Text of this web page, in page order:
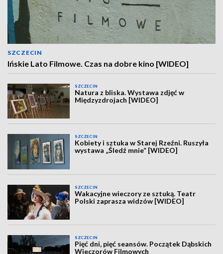
SZCZECIN
Ińskie Lato Filmowe. Czas na dobre kino [WIDEO]
SZCZECIN
Natura z bliska. Wystawa zdjęć w
Międzyzdrojach [WIDEO]
SZCZECIN
Kobiety i sztuka w Starej Rzeźni. Ruszyła
wystawa „Śledź mnie” [WIDEO]
SZCZECIN
Wakacyjne wieczory ze sztuką. Teatr
Polski zaprasza widzów [WIDEO]
SZCZECIN
Pięć dni, pięć seansów. Początek Dąbskich
Wieczorów Filmowych